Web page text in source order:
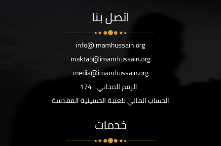
اتصل بنا
info@imamhussain.org
maktab@imamhussain.org
media@imamhussain.org
الرقم المجاني 174
الحساب المالي للعتبة الحسينية المقدسة
خدمات